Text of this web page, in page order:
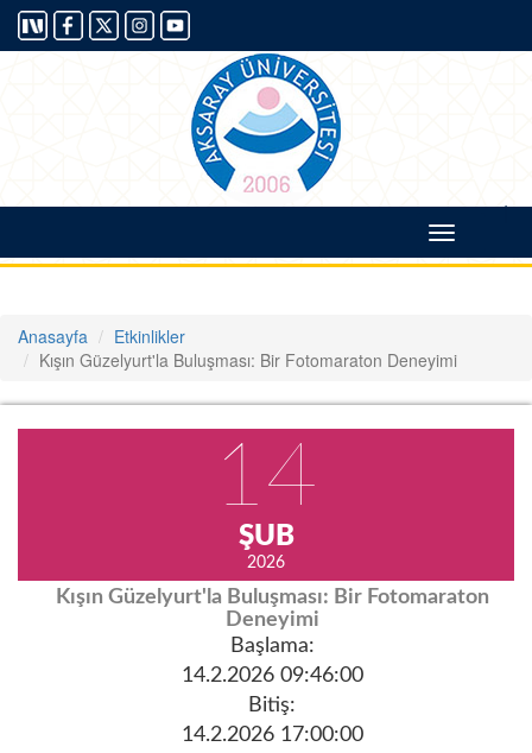
|
Toggle
Anasayfa
Etkinlikler
Kışın Güzelyurt'la Buluşması: Bir Fotomaraton Deneyimi
14
ŞUB
2026
Kışın Güzelyurt'la Buluşması: Bir Fotomaraton
Deneyimi
Başlama:
14.2.2026 09:46:00
Bitiş:
14.2.2026 17:00:00